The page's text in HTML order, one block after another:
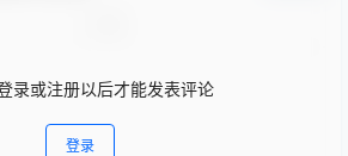
录或注册以后才能发表评论
登录